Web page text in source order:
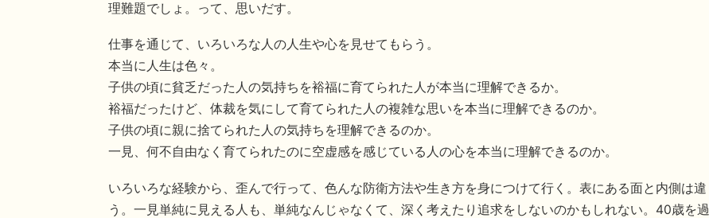
理難題でしょ。って、思いだす。
仕事を通じて、いろいろな人の人生や心を見せてもらう。
本当に人生は色々。
子供の頃に貧乏だった人の気持ちを裕福に育てられた人が本当に理解できるか。
裕福だったけど、体裁を気にして育てられた人の複雑な思いを本当に理解できるのか。
子供の頃に親に捨てられた人の気持ちを理解できるのか。
一見、何不自由なく育てられたのに空虚感を感じている人の心を本当に理解できるのか。
いろいろな経験から、歪んで行って、色んな防衛方法や生き方を身につけて行く。表にある面と内側は違
う。一見単純に見える人も、単純なんじゃなくて、深く考えたり追求をしないのかもしれない。40歳を過